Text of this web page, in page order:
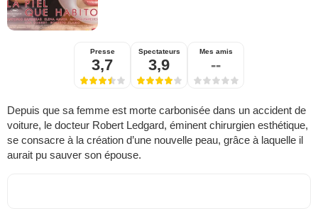
Presse
3,7
Spectateurs
3,9
Mes amis
--
Depuis que sa femme est morte carbonisée dans un accident de
voiture, le docteur Robert Ledgard, éminent chirurgien esthétique,
se consacre à la création d’une nouvelle peau, grâce à laquelle il
aurait pu sauver son épouse.